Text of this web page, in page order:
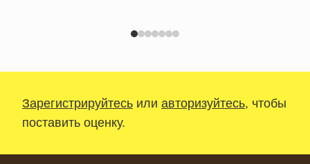
Зарегистрируйтесь или авторизуйтесь, чтобы
поставить оценку.